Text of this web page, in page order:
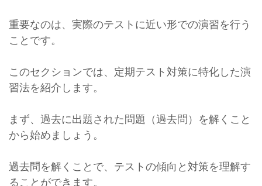
重要なのは、実際のテストに近い形での演習を行う
ことです。
このセクションでは、定期テスト対策に特化した演
習法を紹介します。
まず、過去に出題された問題（過去問）を解くこと
から始めましょう。
過去問を解くことで、テストの傾向と対策を理解す
ることができます。